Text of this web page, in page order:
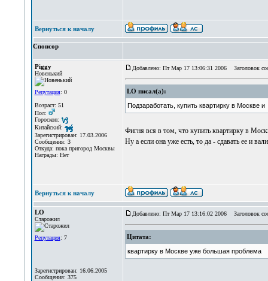
Вернуться к началу
Спонсор
Piggy
Новенький
Репутация: 0
Возраст: 51
Пол:
Гороскоп:
Китайский:
Зарегистрирован: 17.03.2006
Сообщения: 3
Откуда: пока пригород Москвы
Награды: Нет
Добавлено: Пт Мар 17 13:06:31 2006 Заголовок
LO писал(а):
Подзаработать, купить квартирку в Москве и
Фигня вся в том, что купить квартирку в
Ну а если она уже есть, то да - сдавать ее и
Вернуться к началу
LO
Старожил
Репутация: 7
Зарегистрирован: 16.06.2005
Сообщения: 375
Добавлено: Пт Мар 17 13:16:02 2006 Заголовок
Цитата:
квартирку в Москве уже большая проблема